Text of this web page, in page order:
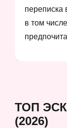
в том
ТОП
(2026)